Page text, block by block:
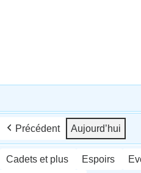
Précédent Aujourd’hui
Cadets et plus Espoirs